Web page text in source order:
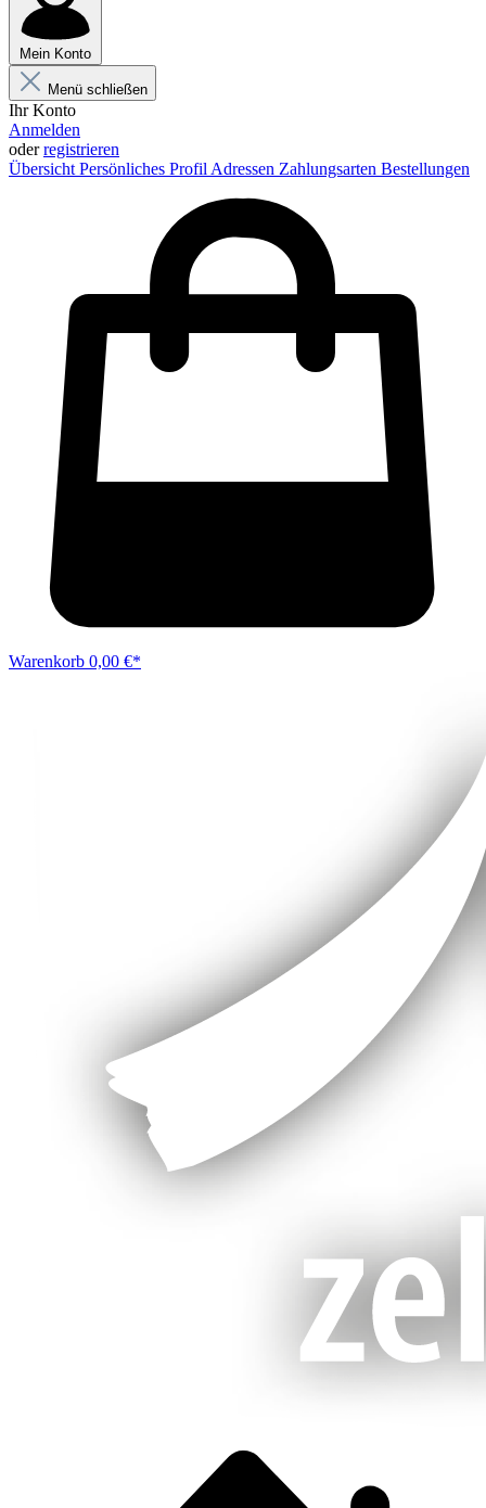
Mein Konto
Menü schließen
Ihr Konto
Anmelden
oderregistrieren
Übersicht Persönliches Profil Adressen Zahlungsarten Bestellungen
Warenkorb 0,00 €*